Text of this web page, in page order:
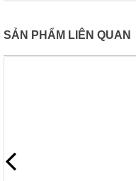
SẢN PHẨM LIÊN QUAN